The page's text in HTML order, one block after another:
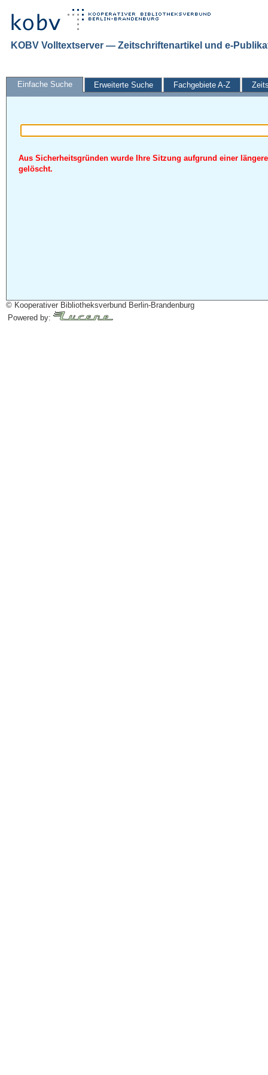
KOBV Volltextserver — Zeitschriftenartikel und e-
Einfache Suche Erweiterte Suche Fachgebiete A-Z
Aus Sicherheitsgründen wurde Ihre Sitzung aufgrund einer
gelöscht.
© Kooperativer Bibliotheksverbund Berlin-Brandenburg
Powered by: